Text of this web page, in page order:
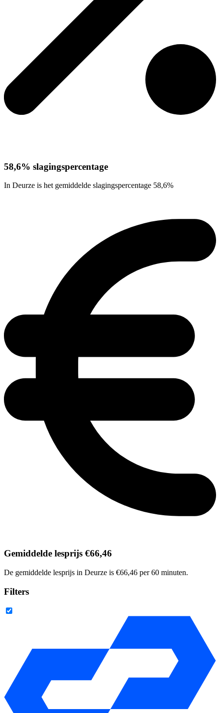
58,6% slagingspercentage
In Deurze is het gemiddelde slagingspercentage 58,6%
Gemiddelde lesprijs €66,46
De gemiddelde lesprijs in Deurze is €66,46 per 60 minuten.
Filters